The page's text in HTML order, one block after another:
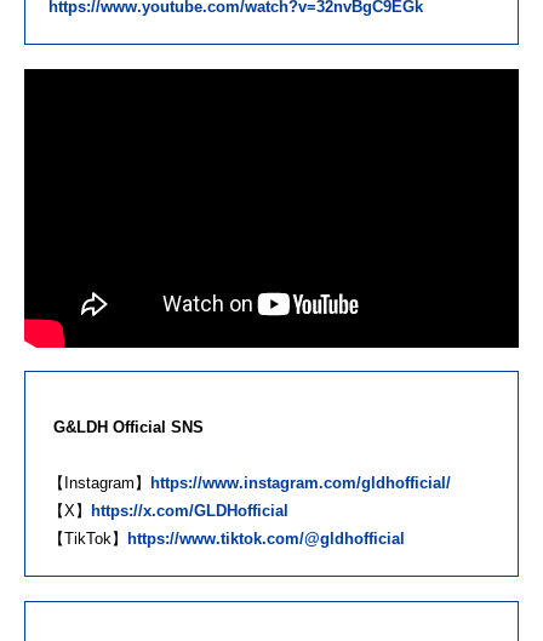
https://www.youtube.com/watch?v=32nvBgC9EGk
G&LDH Official SNS
【Instagram】
https://www.instagram.com/gldhofficial/
【X】
https://x.com/GLDHofficial
【TikTok】
https://www.tiktok.com/@gldhofficial